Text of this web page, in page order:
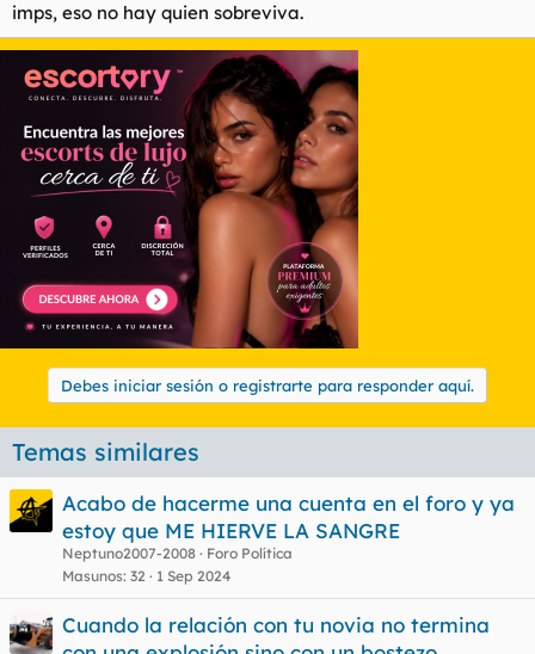
imps, eso no hay quien sobreviva.
Debes iniciar sesión o registrarte para responder aquí.
Temas similares
Acabo de hacerme una cuenta en el foro y ya
estoy que ME HIERVE LA SANGRE
Neptuno2007-2008
Foro Política
Masunos 32 1 Sep 2024
Cuando la relación con tu novia no termina